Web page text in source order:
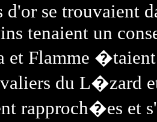
d'or se trouvaient
tenaient un
et Flamme
du L�zard
rapproch�es et